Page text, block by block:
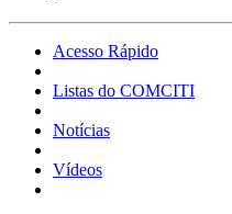
Acesso Rápido
Listas do COMCITI
Notícias
Vídeos